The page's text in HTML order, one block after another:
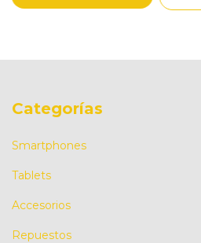
Categorías
Smartphones
Tablets
Accesorios
Repuestos